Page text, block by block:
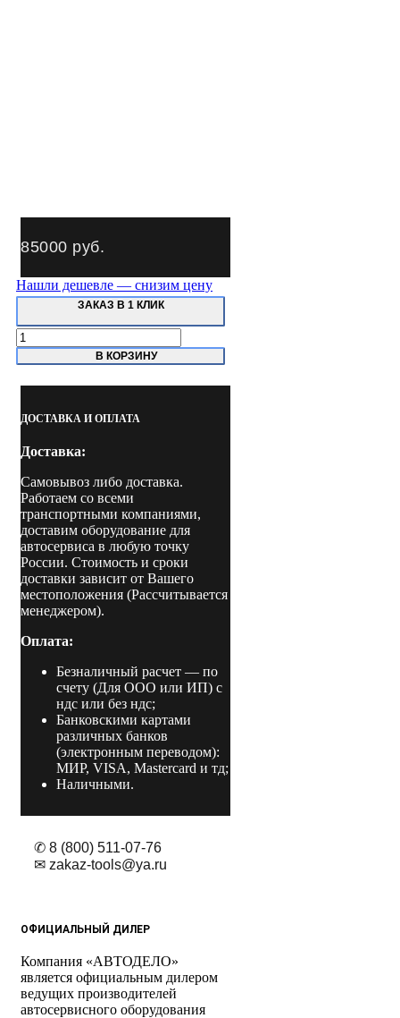
85000 руб.
Нашли дешевле — снизим цену
ЗАКАЗ В 1 КЛИК
Количество
товара
РВ-1
Sivik
рука"
установки
и
снятия
низкопрофильных
шин
В КОРЗИНУ
ДОСТАВКА И ОПЛАТА
Доставка:
Самовывоз либо доставка.
Работаем со всеми
транспортными компаниями,
доставим оборудование для
автосервиса в любую точку
России. Стоимость и сроки
доставки зависит от Вашего
местоположения (Рассчитывается
менеджером).
Оплата:
Безналичный расчет — по
счету (Для ООО или ИП) с
ндс или без ндс;
Банковскими картами
различных банков
(электронным переводом):
МИР, VISA, Mastercard и тд;
Наличными.
✆ 8 (800) 511-07-76
✉ zakaz-tools@ya.ru
ОФИЦИАЛЬНЫЙ ДИЛЕР
Компания «АВТОДЕЛО»
является официальным дилером
ведущих производителей
автосервисного оборудования